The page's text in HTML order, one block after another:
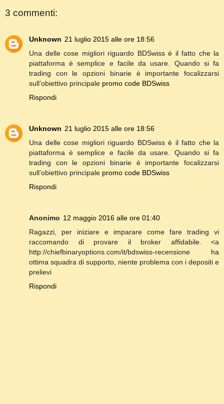
3 commenti:
Unknown 21 luglio 2015 alle ore 18:56
Una delle cose migliori riguardo BDSwiss è il fatto che la
piattaforma è semplice e facile da usare. Quando si fa
trading con le opzioni binarie è importante focalizzarsi
sull’obiettivo principale promo code BDSwiss
Rispondi
Unknown 21 luglio 2015 alle ore 18:56
Una delle cose migliori riguardo BDSwiss è il fatto che la
piattaforma è semplice e facile da usare. Quando si fa
trading con le opzioni binarie è importante focalizzarsi
sull’obiettivo principale promo code BDSwiss
Rispondi
Anonimo 12 maggio 2016 alle ore 01:40
Ragazzi, per iniziare e imparare come fare trading vi
raccomando di provare il broker affidabile. <a
http://chiefbinaryoptions.com/it/bdswiss-recensione ha
ottima squadra di supporto, niente problema con i depositi e
prelievi
Rispondi